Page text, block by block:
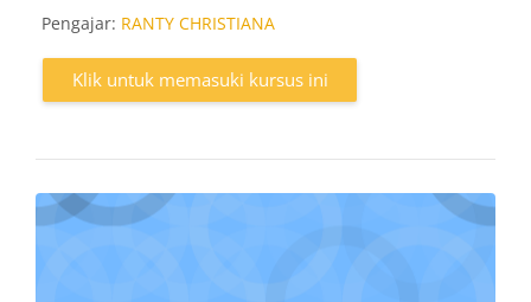
Pengajar: RANTY CHRISTIANA
Klik untuk memasuki kursus ini